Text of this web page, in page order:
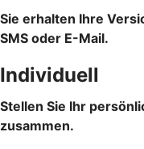
Sie erhalten Ihre
SMS oder E-Mail.
Individuell
Stellen Sie Ihr
zusammen.